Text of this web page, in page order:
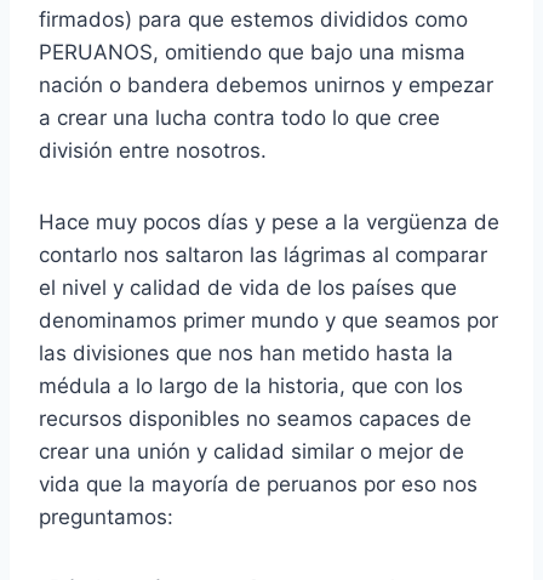
firmados) para que estemos divididos como
PERUANOS, omitiendo que bajo una misma
nación o bandera debemos unirnos y empezar
a crear una lucha contra todo lo que cree
división entre nosotros.
Hace muy pocos días y pese a la vergüenza de
contarlo nos saltaron las lágrimas al comparar
el nivel y calidad de vida de los países que
denominamos primer mundo y que seamos por
las divisiones que nos han metido hasta la
médula a lo largo de la historia, que con los
recursos disponibles no seamos capaces de
crear una unión y calidad similar o mejor de
vida que la mayoría de peruanos por eso nos
preguntamos: